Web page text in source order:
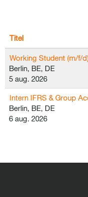
Titel
Working Student (m/f/
Berlin, BE, DE
5 aug. 2026
Intern IFRS & Group
Berlin, BE, DE
6 aug. 2026